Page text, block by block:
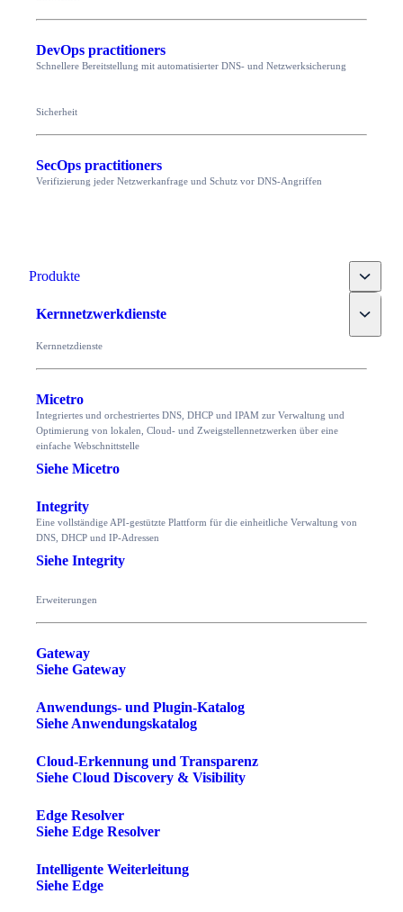
DevOps practitioners
Schnellere Bereitstellung mit automatisierter DNS- und Netzwerksicherung
Sicherheit
SecOps practitioners
Verifizierung jeder Netzwerkanfrage und Schutz vor DNS-Angriffen
Produkte Toggle
Kernnetzwerkdienste Toggle
Kernnetzdienste
Micetro
Integriertes und orchestriertes DNS, DHCP und IPAM zur Verwaltung und
Optimierung von lokalen, Cloud- und Zweigstellennetzwerken über eine
einfache Webschnittstelle
Siehe Micetro
Integrity
Eine vollständige API-gestützte Plattform für die einheitliche Verwaltung von
DNS, DHCP und IP-Adressen
Siehe Integrity
Erweiterungen
Gateway
Siehe Gateway
Anwendungs- und Plugin-Katalog
Siehe Anwendungskatalog
Cloud-Erkennung und Transparenz
Siehe Cloud Discovery & Visibility
Edge Resolver
Siehe Edge Resolver
Intelligente Weiterleitung
Siehe Edge